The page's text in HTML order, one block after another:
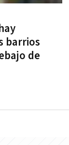
barrios
de